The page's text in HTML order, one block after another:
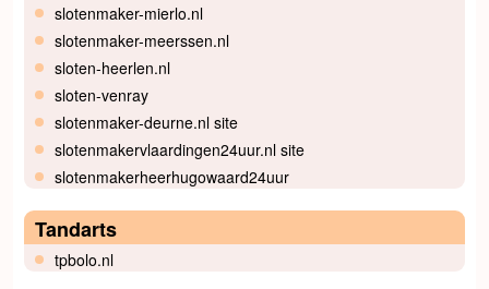
slotenmaker-mierlo.nl
slotenmaker-meerssen.nl
sloten-heerlen.nl
sloten-venray
slotenmaker-deurne.nl site
slotenmakervlaardingen24uur.nl site
slotenmakerheerhugowaard24uur
Tandarts
tpbolo.nl